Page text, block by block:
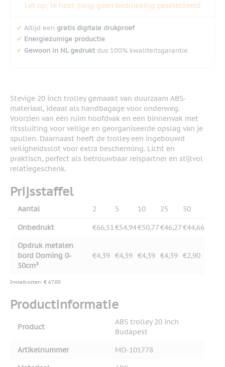
Let op: Je hebt (nog) geen bedrukking geselecteerd
✔ Altijd een gratis digitale drukproef
✔ Energiezuinige productie
✔ Gewoon in NL gedruktdus 100% kwaliteitsgarantie
Stevige 20 inch trolley gemaakt van duurzaam ABS-
materiaal, ideaal als handbagage voor onderweg.
Voorzien van één ruim hoofdvak en een binnenvak met
ritssluiting voor veilige en georganiseerde opslag van je
spullen. Daarnaast heeft de trolley een ingebouwd
veiligheidsslot voor extra bescherming. Licht en
praktisch, perfect als betrouwbaar reispartner en stijlvol
relatiegeschenk.
Prijsstaffel
Aantal 2 5 10 25 50
Onbedrukt €66,51€54,94€50,77€46,27€44,66
Opdruk metalen
bord Doming 0-
50cm²
€4,39 €4,39 €4,39 €4,39 €2,90
Instelkosten: € 67,00
Productinformatie
Product
ABS trolley 20 inch
Budapest
Artikelnummer
MO-101778